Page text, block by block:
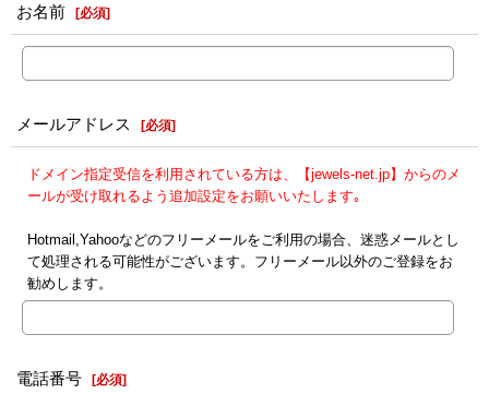
お名前 [必須]
メールアドレス [必須]
ドメイン指定受信を利用されている方は、【jewels-net.jp】からのメ
ールが受け取れるよう追加設定をお願いいたします｡
Hotmail,Yahooなどのフリーメールをご利用の場合、迷惑メールとし
て処理される可能性がございます。フリーメール以外のご登録をお
勧めします。
電話番号 [必須]